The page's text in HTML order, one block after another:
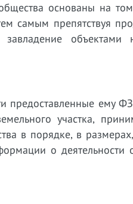
основаны на
самым препятствуя
объектами
предоставленные ему
участка,
в порядке, в
о деятельности